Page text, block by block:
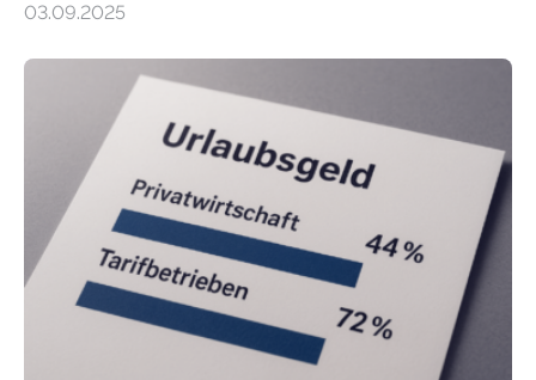
Landkreise mit den meisten Gründungen von
ist demnach Berlin. Betrachtet man nur die Gründungen
der Freiberuflerinnen, so liegt Leipzig an der Spitze. In
Berlin starteten in 2024 die meisten Personen in eine
eigene freiberufliche Existenz, dahinter folgten die
Städte Hamburg, München und Köln. Betrachtet man
hingegen die Existenzgründungsintensität – die Anzahl
der freiberuflichen Gründungen je…
03.09.2025